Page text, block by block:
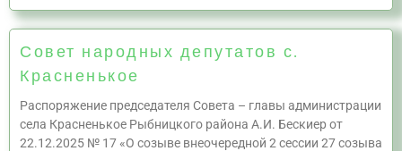
Совет народных депутатов с.
Красненькое
Распоряжение председателя Совета – главы администрации
села Красненькое Рыбницкого района А.И. Бескиер от
22.12.2025 № 17 «О созыве внеочередной 2 сессии 27 созыва